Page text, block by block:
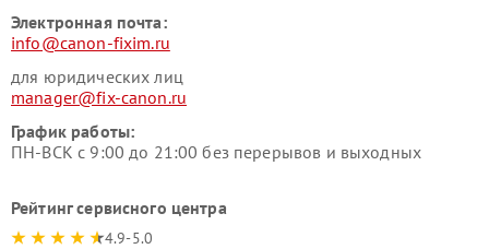
Электронная почта:
info@canon-fixim.ru
для юридических лиц
manager@fix-canon.ru
График работы:
ПН-ВСК с 9:00 до 21:00 без перерывов и выходных
Рейтинг сервисного центра
4.9-5.0